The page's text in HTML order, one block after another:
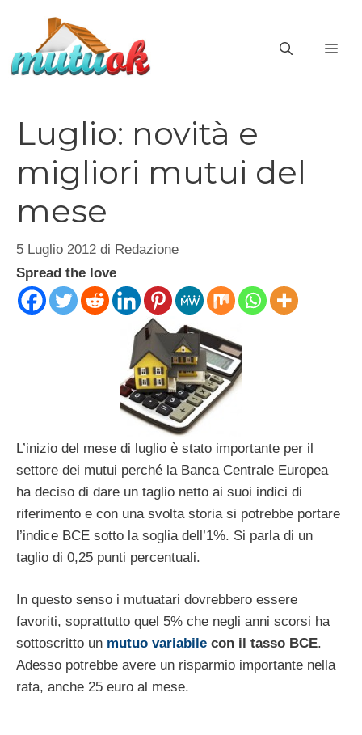
contenuto
Luglio: novità e
migliori mutui del
mese
5 Luglio 2012 di Redazione
Spread the love
L’inizio del mese di luglio è stato importante per il
settore dei mutui perché la Banca Centrale Europea
ha deciso di dare un taglio netto ai suoi indici di
riferimento e con una svolta storia si potrebbe portare
l’indice BCE sotto la soglia dell’1%. Si parla di un
taglio di 0,25 punti percentuali.
In questo senso i mutuatari dovrebbero essere
favoriti, soprattutto quel 5% che negli anni scorsi ha
sottoscritto un mutuo variabile con il tasso BCE.
Adesso potrebbe avere un risparmio importante nella
rata, anche 25 euro al mese.